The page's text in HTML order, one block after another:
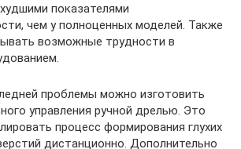
показателями
чем у полноценных моделей. Также
возможные трудности в
проблемы можно изготовить
управления ручной дрелью. Это
процесс формирования глухих
дистанционно. Дополнительно